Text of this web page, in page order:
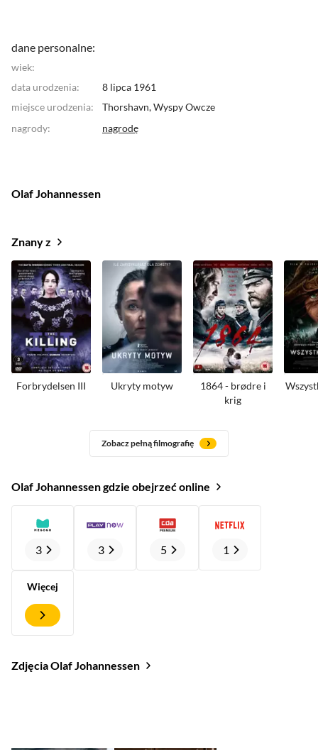
dane personalne:
wiek:
data urodzenia:
8 lipca 1961
miejsce urodzenia:
Thorshavn,Wyspy Owcze
nagrody: nagrodę
Znany z
Forbrydelsen III Ukryty motyw
1864 - brødre i
krig
Zobacz pełną filmografię
Olaf Johannessen gdzie obejrzeć online
3 3 5 1
Więcej
Olaf Johannessen
Zdjęcia Olaf Johannessen